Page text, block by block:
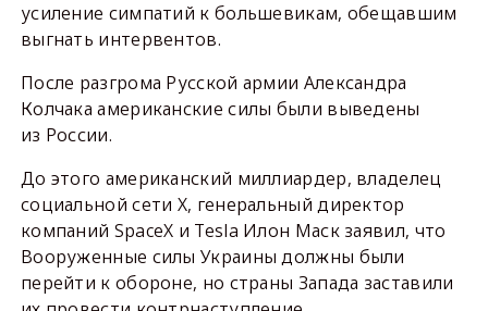
усиление симпатий к большевикам, обещавшим
выгнать интервентов.
После разгрома Русской армии Александра
Колчака американские силы были выведены
из России.
До этого американский миллиардер, владелец
социальной сети X, генеральный директор
компаний SpaceX и Tesla Илон Маск заявил, что
Вооруженные силы Украины должны были
перейти к обороне, но страны Запада заставили